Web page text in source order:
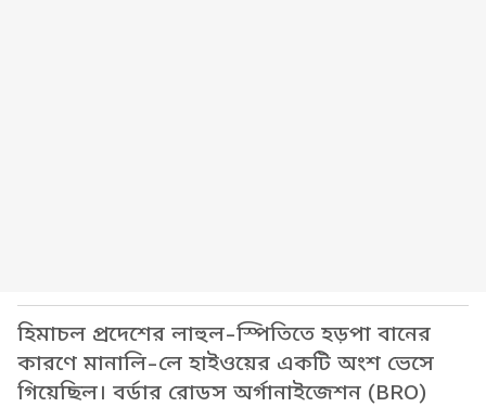
হিমাচল প্রদেশের লাহুল-স্পিতিতে হড়পা বানের
কারণে মানালি-লে হাইওয়ের একটি অংশ ভেসে
গিয়েছিল। বর্ডার রোডস অর্গানাইজেশন (BRO)